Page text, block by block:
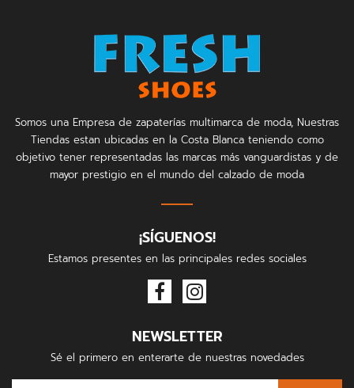
Somos una Empresa de zapaterías multimarca de moda, Nuestras
Tiendas estan ubicadas en la Costa Blanca teniendo como
objetivo tener representadas las marcas más vanguardistas y de
mayor prestigio en el mundo del calzado de moda
¡SÍGUENOS!
Estamos presentes en las principales redes sociales
NEWSLETTER
Sé el primero en enterarte de nuestras novedades